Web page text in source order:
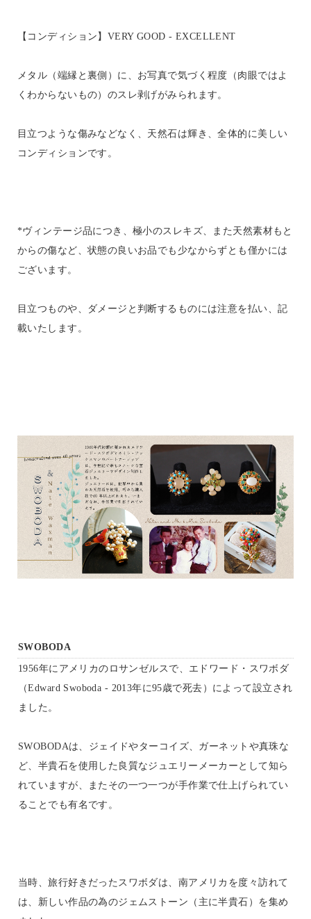
【コンディション】VERY GOOD - EXCELLENT
メタル（端縁と裏側）に、お写真で気づく程度（肉眼ではよ
くわからないもの）のスレ剥げがみられます。
目立つような傷みなどなく、天然石は輝き、全体的に美しい
コンディションです。
*ヴィンテージ品につき、極小のスレキズ、また天然素材もと
からの傷など、状態の良いお品でも少なからずとも僅かには
ございます。
目立つものや、ダメージと判断するものには注意を払い、記
載いたします。
SWOBODA
1956年にアメリカのロサンゼルスで、エドワード・スワボダ
（Edward Swoboda - 2013年に95歳で死去）によって設立され
ました。
SWOBODAは、ジェイドやターコイズ、ガーネットや真珠な
ど、半貴石を使用した良質なジュエリーメーカーとして知ら
れていますが、またその一つ一つが手作業で仕上げられてい
ることでも有名です。
当時、旅行好きだったスワボダは、南アメリカを度々訪れて
は、新しい作品の為のジェムストーン（主に半貴石）を集め